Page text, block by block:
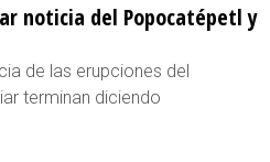
noticia del Popocatépetl y
de las erupciones del
terminan diciendo